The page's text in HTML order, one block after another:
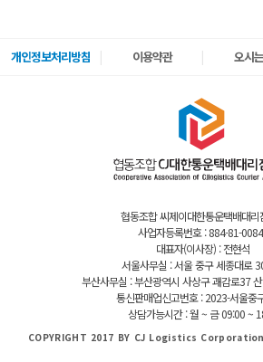
개인정보처리방침 이용약관 오시
협동조합 씨제이대한통운택배대리
사업자등록번호 : 884-81-
대표자(이사장) : 전현석
서울사무실 : 서울 중구 세종대로
부산사무실 : 부산광역시 사상구 괘감로37
통신판매업신고번호 : 2023-서울중
상담가능시간 : 월 ~ 금 09:00 ~
COPYRIGHT 2017 BY CJ Logistics Corporation